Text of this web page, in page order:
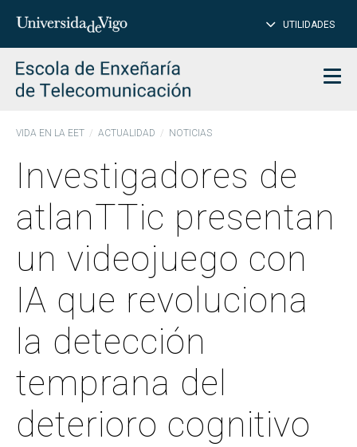
Insertar
para
buscar
UTILIDADES
VIDA EN LA EET ACTUALIDAD NOTICIAS
Investigadores de
atlanTTic presentan
un videojuego con
IA que revoluciona
la detección
temprana del
deterioro cognitivo